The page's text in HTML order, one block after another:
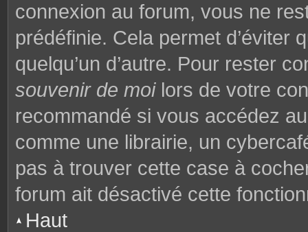
connexion au forum, vous ne
prédéfinie. Cela permet d’éviter
quelqu’un d’autre. Pour rester
souvenir de moilors de votre
recommandé si vous accédez
comme une librairie, un
pas à trouver cette case à
forum ait désactivé cette
Haut